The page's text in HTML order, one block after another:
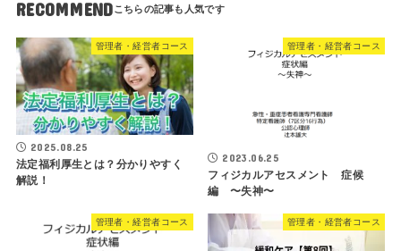
RECOMMEND
管理者・経営者コース
2025.08.25
法定福利厚生とは？分かりやすく
解説！
管理者・経営者コース
2023.06.25
フィジカルアセスメント 症候
編 〜失神〜
管理者・経営者コース 管理者・経営者コース